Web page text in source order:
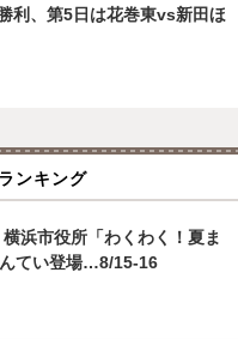
利、第5日は花巻東vs新田ほ
ンキング
横浜市役所「わくわく！夏ま
てい登場…8/15-16